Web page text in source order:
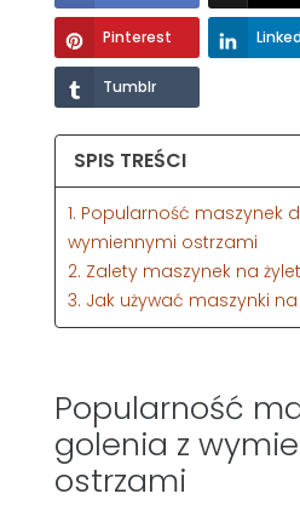
Pinterest
Tumblr
SPIS TREŚCI
1. Popularność maszynek
wymiennymi ostrzami
2. Zalety maszynek na
3. Jak używać maszynki na
Popularność
golenia z
ostrzami